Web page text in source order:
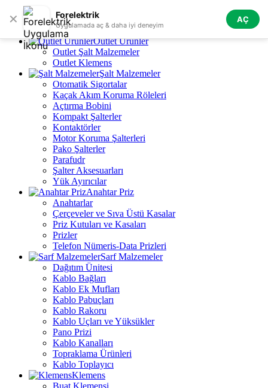
✕ Forelektrik
Uygulamada aç & daha iyi deneyim
AÇ
Skip to navigation Skip to main content
Tüm Kategoriler
Outlet Ürünler
Outlet Şalt Malzemeler
Outlet Klemens
Şalt Malzemeler
Otomatik Sigortalar
Kaçak Akım Koruma Röleleri
Açtırma Bobini
Kompakt Şalterler
Kontaktörler
Motor Koruma Şalterleri
Pako Şalterler
Parafudr
Şalter Aksesuarları
Yük Ayırıcılar
Anahtar Priz
Anahtarlar
Çerçeveler ve Sıva Üstü Kasalar
Priz Kutuları ve Kasaları
Prizler
Telefon Nümeris-Data Prizleri
Sarf Malzemeler
Dağıtım Ünitesi
Kablo Bağları
Kablo Ek Mufları
Kablo Pabuçları
Kablo Rakoru
Kablo Uçları ve Yüksükler
Pano Prizi
Kablo Kanalları
Topraklama Ürünleri
Kablo Toplayıcı
Klemens
Buat Klemensi